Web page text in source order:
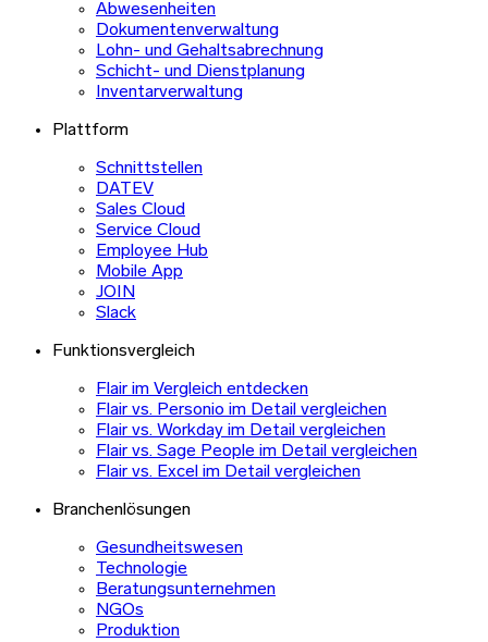
Abwesenheiten
Dokumentenverwaltung
Lohn- und Gehaltsabrechnung
Schicht- und Dienstplanung
Inventarverwaltung
Plattform
Schnittstellen
DATEV
Sales Cloud
Service Cloud
Employee Hub
Mobile App
JOIN
Slack
Funktionsvergleich
Flair im Vergleich entdecken
Flair vs. Personio im Detail vergleichen
Flair vs. Workday im Detail vergleichen
Flair vs. Sage People im Detail vergleichen
Flair vs. Excel im Detail vergleichen
Branchenlösungen
Gesundheitswesen
Technologie
Beratungsunternehmen
NGOs
Produktion